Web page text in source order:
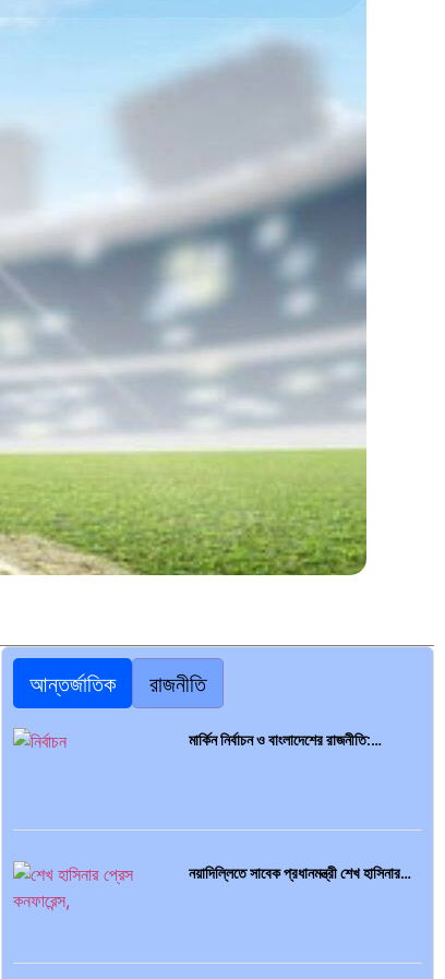
আন্তর্জাতিক রাজনীতি
মার্কিন নির্বাচন ও বাংলাদেশের রাজনীতি:…
নয়াদিল্লিতে সাবেক প্রধানমন্ত্রী শেখ হাসিনার…